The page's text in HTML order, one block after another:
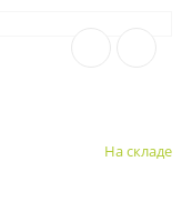
На складе